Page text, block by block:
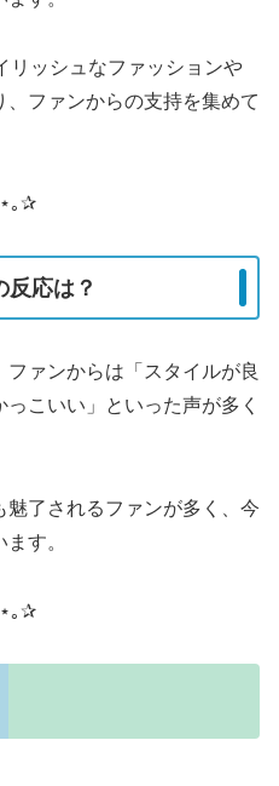
リッシュなファッションや
ファンからの支持を集めて
｡✰
反応は？
ァンからは「スタイルが良
こいい」といった声が多く
魅了されるファンが多く、今
す。
｡✰